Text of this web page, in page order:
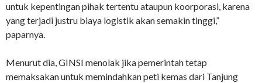
untuk kepentingan pihak tertentu ataupun koorporasi, karena
yang terjadi justru biaya logistik akan semakin tinggi,”
paparnya.
Menurut dia, GINSI menolak jika pemerintah tetap
memaksakan untuk memindahkan peti kemas dari Tanjung